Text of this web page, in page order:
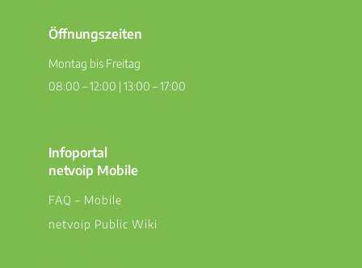
Öffnungszeiten
Montag bis Freitag
08:00 – 12:00 | 13:00 – 17:00
Infoportal
netvoip Mobile
FAQ – Mobile
netvoip Public Wiki